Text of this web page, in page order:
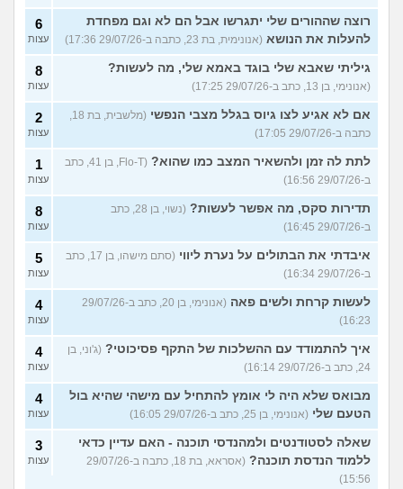
רוצה שההורים שלי יתגרשו אבל הם לא וגם מפחדת
להעלות את הנושא (אנונימית, בת 23, כתבה ב-29/07/26 17:36)
6
עצות
גיליתי שאבא שלי בוגד באמא שלי, מה לעשות?
(אנונימי, בן 13, כתב ב-29/07/26 17:25)
8
עצות
אם לא אגיע לצו גיוס בגלל מצבי הנפשי
(מלשבית, בת 18,
כתבה ב-29/07/26 17:05)
2
עצות
לתת לה זמן ולהשאיר המצב כמו שהוא?
(Flo-T, בן 41, כתב
ב-29/07/26 16:56)
1
עצות
תדירות סקס, מה אפשר לעשות?
(נשוי, בן 28, כתב
ב-29/07/26 16:45)
8
עצות
איבדתי את הבתולים על נערת ליווי
(סתם מישהו, בן 17, כתב
ב-29/07/26 16:34)
5
עצות
לעשות קרחת ולשים פאה
(אנונימי, בן 20, כתב ב-29/07/26
16:23)
4
עצות
איך להתמודד עם ההשלכות של התקף פסיכוטי? (ג'וני, בן
24, כתב ב-29/07/26 16:14)
4
עצות
מבואס שלא היה לי אומץ להתחיל עם מישהי שהיא בול
הטעם שלי (אנונימי, בן 25, כתב ב-29/07/26 16:05)
4
עצות
שאלה לסטודנטים ולמהנדסי תוכנה - האם עדיין כדאי
ללמוד הנדסת תוכנה?
(אסראא, בת 18, כתבה ב-29/07/26
15:56)
3
עצות